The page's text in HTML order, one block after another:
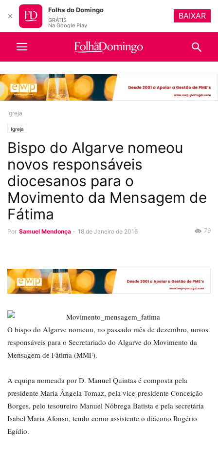
Igreja
Igreja
Bispo do Algarve nomeou
novos responsáveis
diocesanos para o
Movimento da Mensagem de
Fátima
Por Samuel Mendonça - 18 de Janeiro de 2016 79
O bispo do Algarve nomeou, no passado mês de dezembro, novos
responsáveis para o Secretariado do Algarve do Movimento da
Mensagem de Fátima (MMF).
A equipa nomeada por D. Manuel Quintas é composta pela
presidente Maria Ângela Tomaz, pela vice-presidente Conceição
Borges, pelo tesoureiro Manuel Nóbrega Batista e pela secretária
Isabel Maria Afonso, tendo como assistente o diácono Rogério
Egídio.
✕
Folha do Domingo
GRÁTIS
Na Google Play
BAIXAR